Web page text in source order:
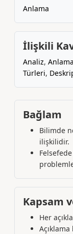
Anlama
İlişkili
Analiz,
Türleri,
Bağlam
Bilimde
ilişkilidir.
Kapsam
Her